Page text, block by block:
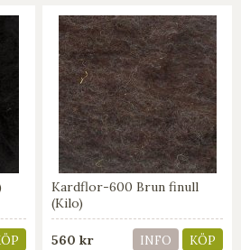
Kardflor-600 Brun finull
(Kilo)
560 kr INFO KÖP